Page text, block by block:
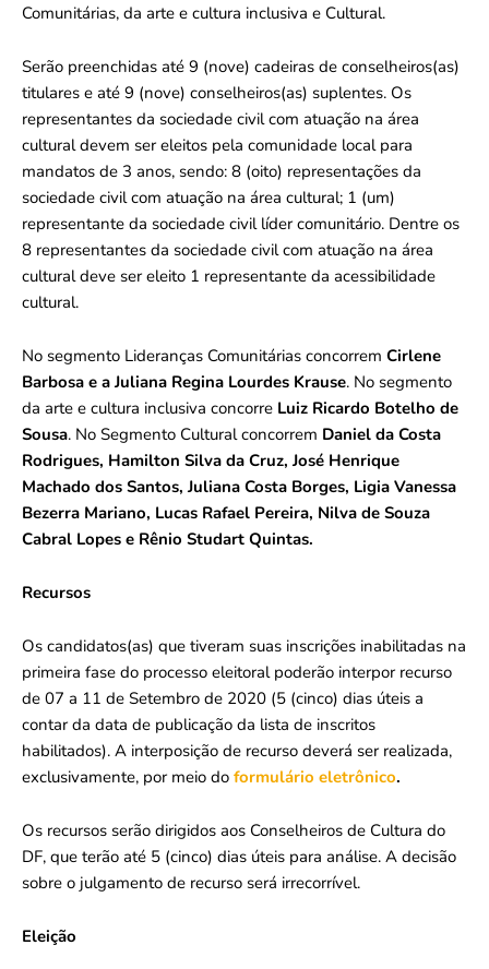
Comunitárias, da arte e cultura inclusiva e Cultural.
Serão preenchidas até 9 (nove) cadeiras de conselheiros(as)
titulares e até 9 (nove) conselheiros(as) suplentes. Os
representantes da sociedade civil com atuação na área
cultural devem ser eleitos pela comunidade local para
mandatos de 3 anos, sendo: 8 (oito) representações da
sociedade civil com atuação na área cultural; 1 (um)
representante da sociedade civil líder comunitário. Dentre os
8 representantes da sociedade civil com atuação na área
cultural deve ser eleito 1 representante da acessibilidade
cultural.
No segmento Lideranças Comunitárias concorrem Cirlene
Barbosa e a Juliana Regina Lourdes Krause. No segmento
da arte e cultura inclusiva concorre Luiz Ricardo Botelho de
Sousa. No Segmento Cultural concorrem Daniel da Costa
Rodrigues, Hamilton Silva da Cruz, José Henrique
Machado dos Santos, Juliana Costa Borges, Ligia Vanessa
Bezerra Mariano, Lucas Rafael Pereira, Nilva de Souza
Cabral Lopes e Rênio Studart Quintas.
Recursos
Os candidatos(as) que tiveram suas inscrições inabilitadas na
primeira fase do processo eleitoral poderão interpor recurso
de 07 a 11 de Setembro de 2020 (5 (cinco) dias úteis a
contar da data de publicação da lista de inscritos
habilitados). A interposição de recurso deverá ser realizada,
exclusivamente, por meio do formulário eletrônico.
Os recursos serão dirigidos aos Conselheiros de Cultura do
DF, que terão até 5 (cinco) dias úteis para análise. A decisão
sobre o julgamento de recurso será irrecorrível.
Eleição